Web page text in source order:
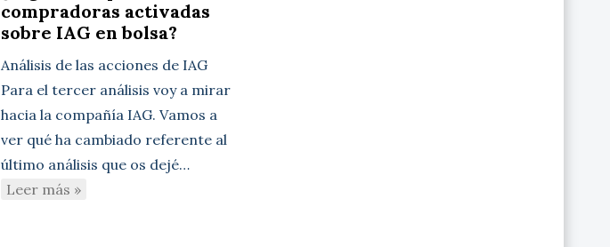
compradoras activadas
sobre IAG en bolsa?
Análisis de las acciones de IAG
Para el tercer análisis voy a mirar
hacia la compañía IAG. Vamos a
ver qué ha cambiado referente al
último análisis que os dejé…
Leer más »